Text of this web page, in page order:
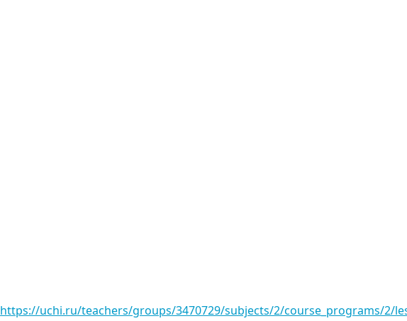
https://uchi.ru/teachers/groups/3470729/subjects/2/course_programs/2/